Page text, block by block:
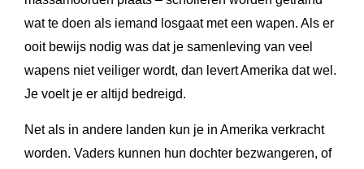
wat te doen als iemand losgaat met een wapen. Als er
ooit bewijs nodig was dat je samenleving van veel
wapens niet veiliger wordt, dan levert Amerika dat wel.
Je voelt je er altijd bedreigd.
Net als in andere landen kun je in Amerika verkracht
worden. Vaders kunnen hun dochter bezwangeren, of